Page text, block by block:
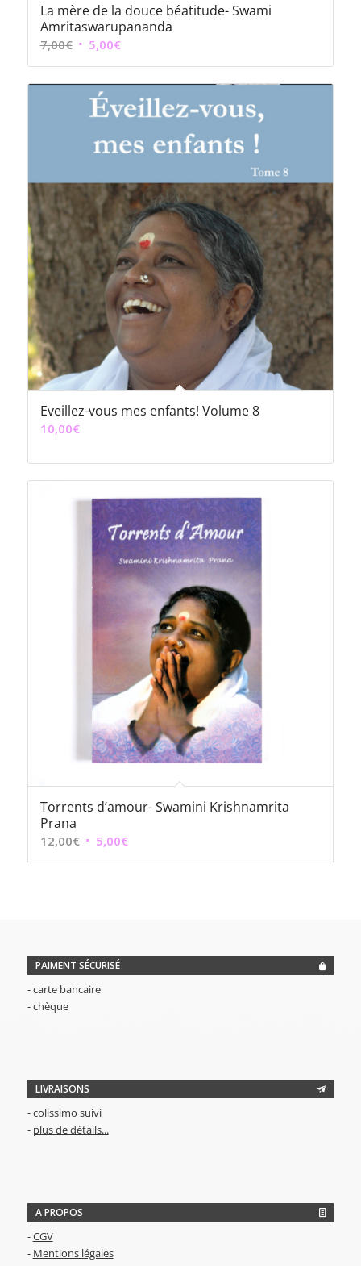
La mère de la douce béatitude- Swami
Amritaswarupananda
7,00€ Le
prix
initial
était :
7,00€.
5,00€Le
prix
actuel
est :
5,00€.
Eveillez-vous mes enfants! Volume 8
10,00€
Torrents d’amour- Swamini Krishnamrita
Prana
12,00€ Le
prix
5,00€Le
prix
PAIMENT SÉCURISÉ
- carte bancaire
- chèque
LIVRAISONS
- colissimo suivi
- plus de détails...
A PROPOS
-CGV
- Mentions légales